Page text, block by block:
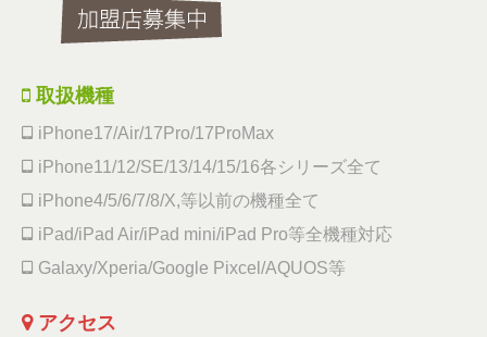
取扱機種
iPhone17/Air/17Pro/17ProMax
iPhone11/12/SE/13/14/15/16各シリーズ全て
iPhone4/5/6/7/8/X,等以前の機種全て
iPad/iPad Air/iPad mini/iPad Pro等全機種対応
Galaxy/Xperia/Google Pixcel/AQUOS等
アクセス